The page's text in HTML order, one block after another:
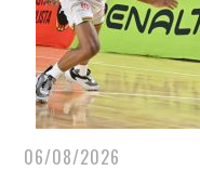
06/08/2026